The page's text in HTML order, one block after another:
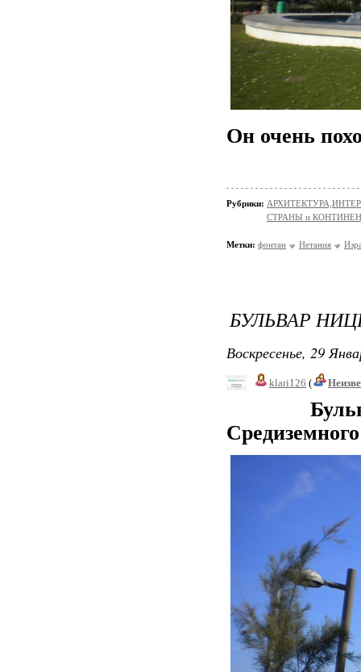
Он очень
Рубрики:
СТРАНЫ и
Метки: фонтан Нетания
БУЛЬВАР
Воскресенье, 29
klari126 (
Бульвар